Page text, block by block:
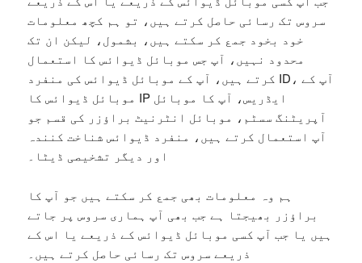
سروس تک رسائی حاصل کرتے ہیں، تو ہم کچھ معلومات
خود بخود جمع کر سکتے ہیں، بشمول، لیکن ان تک
محدود نہیں، آپ جس موبائل ڈیوائس کا استعمال
کرتے ہیں، آپ کے موبائل ڈیوائس کی منفرد ID، آپ کے
موبائل ڈیوائس کا IP ایڈریس، آپ کا موبائل
آپریٹنگ سسٹم، موبائل انٹرنیٹ براؤزر کی قسم جو
آپ استعمال کرتے ہیں، منفرد ڈیوائس شناخت کنندہ
اور دیگر تشخیصی ڈیٹا۔
ہم وہ معلومات بھی جمع کر سکتے ہیں جو آپ کا
براؤزر بھیجتا ہے جب بھی آپ ہماری سروس پر جاتے
ہیں یا جب آپ کسی موبائل ڈیوائس کے ذریعے یا اس کے
ذریعے سروس تک رسائی حاصل کرتے ہیں۔